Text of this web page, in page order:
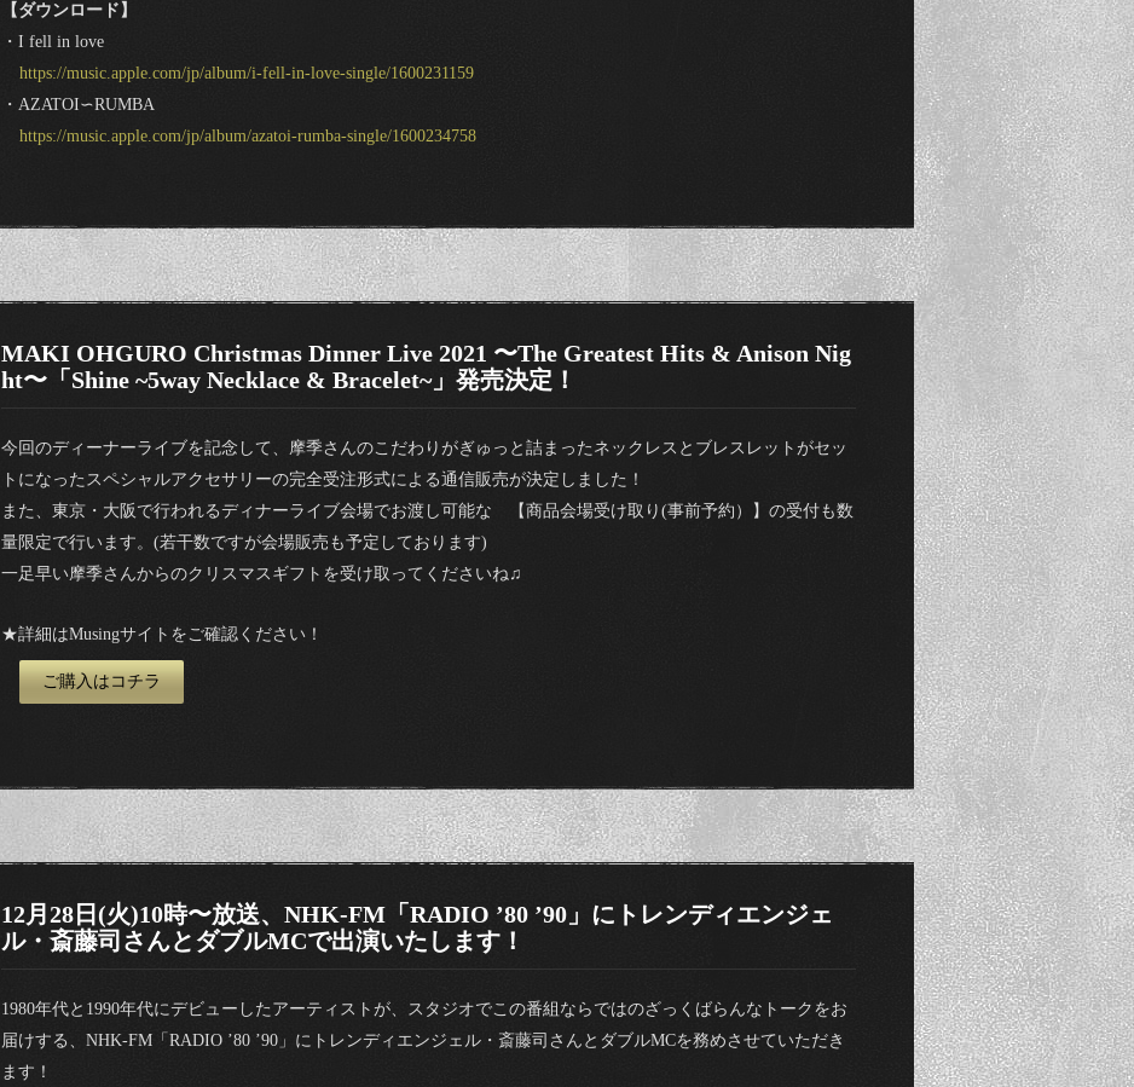
【ダウンロード】
・I fell in love
https://music.apple.com/jp/album/i-fell-in-love-single/1600231159
・AZATOI∽RUMBA
https://music.apple.com/jp/album/azatoi-rumba-single/1600234758
MAKI OHGURO Christmas Dinner Live 2021 〜The Greatest Hits & Anison Nig
ht〜「Shine ~5way Necklace & Bracelet~」発売決定！
今回のディーナーライブを記念して、摩季さんのこだわりがぎゅっと詰まったネックレスとブレスレットがセッ
トになったスペシャルアクセサリーの完全受注形式による通信販売が決定しました！
また、東京・大阪で行われるディナーライブ会場でお渡し可能な 【商品会場受け取り(事前予約）】の受付も数
量限定で行います。(若干数ですが会場販売も予定しております)
一足早い摩季さんからのクリスマスギフトを受け取ってくださいね♫
★詳細はMusingサイトをご確認ください！
ご購入はコチラ
12月28日(火)10時〜放送、NHK-FM「RADIO ’80 ’90」にトレンディエンジェ
ル・斎藤司さんとダブルMCで出演いたします！
1980年代と1990年代にデビューしたアーティストが、スタジオでこの番組ならではのざっくばらんなトークをお
届けする、NHK-FM「RADIO ’80 ’90」にトレンディエンジェル・斎藤司さんとダブルMCを務めさせていただき
ます！